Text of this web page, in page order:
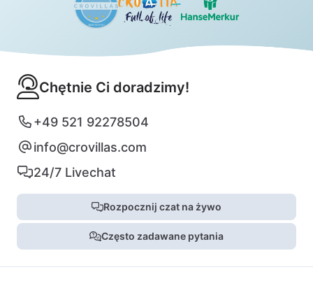
Chętnie Ci doradzimy!
+49 521 92278504
info@crovillas.com
24/7 Livechat
Rozpocznij czat na żywo
Często zadawane pytania